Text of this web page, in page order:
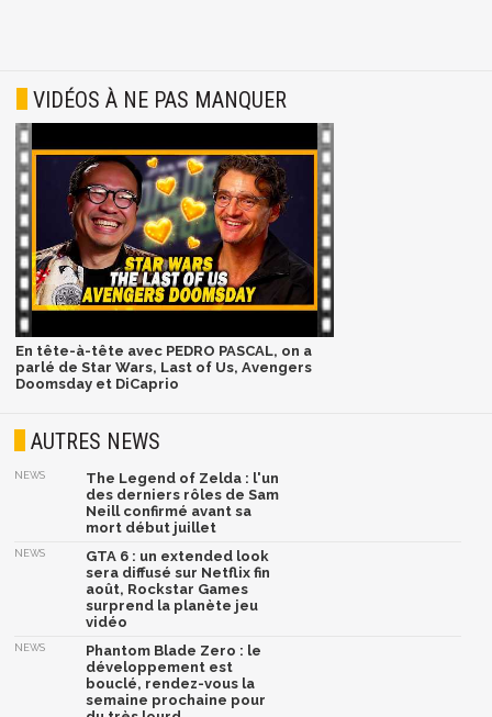
VIDÉOS À NE PAS MANQUER
En tête-à-tête avec PEDRO PASCAL, on a
parlé de Star Wars, Last of Us, Avengers
Doomsday et DiCaprio
AUTRES NEWS
NEWS
The Legend of Zelda : l'un
des derniers rôles de Sam
Neill confirmé avant sa
mort début juillet
NEWS
GTA 6 : un extended look
sera diffusé sur Netflix fin
août, Rockstar Games
surprend la planète jeu
vidéo
NEWS
Phantom Blade Zero : le
développement est
bouclé, rendez-vous la
semaine prochaine pour